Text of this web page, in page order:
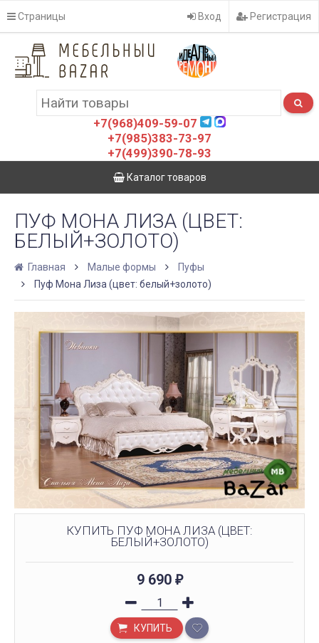
Страницы Вход Регистрация
+7(968)409-59-07
+7(985)383-73-97
+7(499)390-78-93
Каталог товаров
ПУФ МОНА ЛИЗА (ЦВЕТ:
БЕЛЫЙ+ЗОЛОТО)
Главная Малые формы
Пуфы
Пуф Мона Лиза (цвет: белый+золото)
КУПИТЬ ПУФ МОНА ЛИЗА (ЦВЕТ:
БЕЛЫЙ+ЗОЛОТО)
9 690 ₽
КУПИТЬ